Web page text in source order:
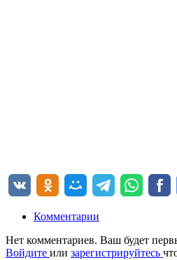
Комментарии
Нет комментариев. Ваш будет
Войдите или зарегистрируйтесь